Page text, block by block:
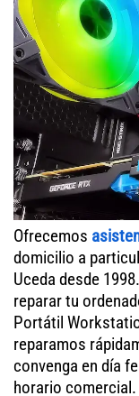
Ofrecemos
domicilio a
Uceda desde
reparar tu
Portátil
reparamos
convenga en día
horario